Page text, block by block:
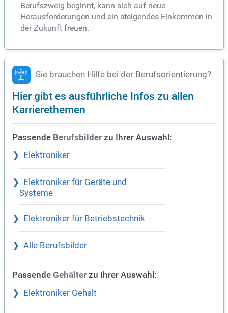
Berufszweig beginnt, kann sich auf neue
Herausforderungen und ein steigendes Einkommen in
der Zukunft freuen.
Sie brauchen Hilfe bei der Berufsorientierung?
Hier gibt es ausführliche Infos zu allen
Karrierethemen
Passende Berufsbilder zu Ihrer Auswahl:
Elektroniker
Elektroniker für Geräte und
Systeme
Elektroniker für Betriebstechnik
Alle Berufsbilder
Passende Gehälter zu Ihrer Auswahl:
Elektroniker Gehalt